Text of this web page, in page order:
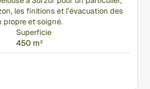
les finitions et l’évacuation des
et soigné.
Superficie
450 m²